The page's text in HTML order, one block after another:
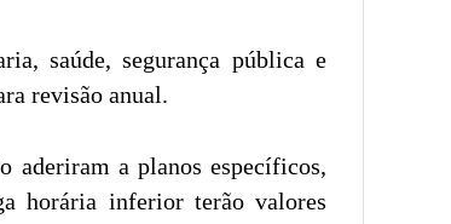
saúde, segurança pública e
revisão anual.
aderiram a planos específicos,
horária inferior terão valores